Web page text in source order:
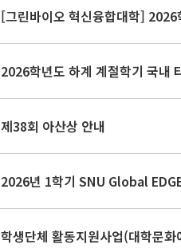
[그린바이오 혁신융합대학]
2026학년도 하계 계절학기 국내
제38회 아산상 안내
2026년 1학기 SNU Global
학생단체 활동지원사업(대학문